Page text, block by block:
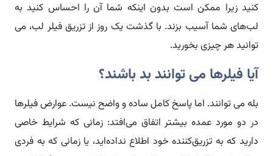
کنید زیرا ممکن است بدون اینکه شما آن را احساس کنید به
لب‌های شما آسیب بزند. با گذشت یک روز از تزریق فیلر لب، می
توانید هر چیزی بخورید.
آیا فیلرها می توانند بد باشند؟
بله می توانند. اما پاسخ کامل ساده و واضح نیست. عوارض فیلرها
در دو مورد عمده بیشتر اتفاق می‌افتد: زمانی که شرایط خاصی
دارید که به تزریق‌کننده خود اطلاع نداده‌اید، یا زمانی که به فردی